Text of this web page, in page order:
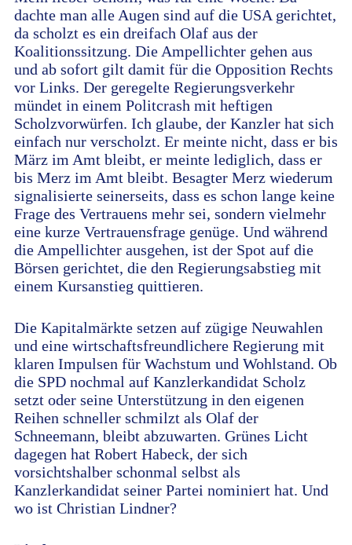
dachte man alle Augen sind auf die USA gerichtet,
da scholzt es ein dreifach Olaf aus der
Koalitionssitzung. Die Ampellichter gehen aus
und ab sofort gilt damit für die Opposition Rechts
vor Links. Der geregelte Regierungsverkehr
mündet in einem Politcrash mit heftigen
Scholzvorwürfen. Ich glaube, der Kanzler hat sich
einfach nur verscholzt. Er meinte nicht, dass er bis
März im Amt bleibt, er meinte lediglich, dass er
bis Merz im Amt bleibt. Besagter Merz wiederum
signalisierte seinerseits, dass es schon lange keine
Frage des Vertrauens mehr sei, sondern vielmehr
eine kurze Vertrauensfrage genüge. Und während
die Ampellichter ausgehen, ist der Spot auf die
Börsen gerichtet, die den Regierungsabstieg mit
einem Kursanstieg quittieren.
Die Kapitalmärkte setzen auf zügige Neuwahlen
und eine wirtschaftsfreundlichere Regierung mit
klaren Impulsen für Wachstum und Wohlstand. Ob
die SPD nochmal auf Kanzlerkandidat Scholz
setzt oder seine Unterstützung in den eigenen
Reihen schneller schmilzt als Olaf der
Schneemann, bleibt abzuwarten. Grünes Licht
dagegen hat Robert Habeck, der sich
vorsichtshalber schonmal selbst als
Kanzlerkandidat seiner Partei nominiert hat. Und
wo ist Christian Lindner?